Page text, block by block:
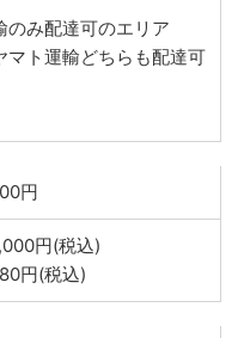
のみ配達可のエリア
マト運輸どちらも配達可
円
円(税込)
円(税込)